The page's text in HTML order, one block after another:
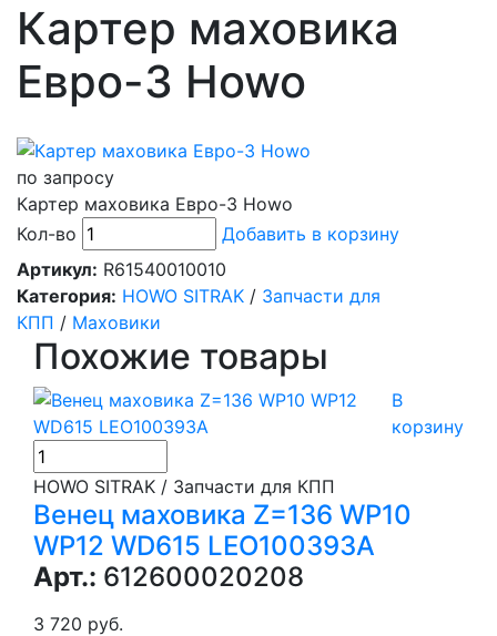
Картер маховика
Евро-3 Howo
по запросу
Картер маховика Евро-3 Howo
Кол-во
Добавить в корзину
Артикул: R61540010010
Категория: HOWO SITRAK / Запчасти для
КПП / Маховики
Похожие товары
В
корзину
HOWO SITRAK / Запчасти для КПП
Венец маховика Z=136 WP10
WP12 WD615 LEO100393A
Арт.: 612600020208
3 720 руб.